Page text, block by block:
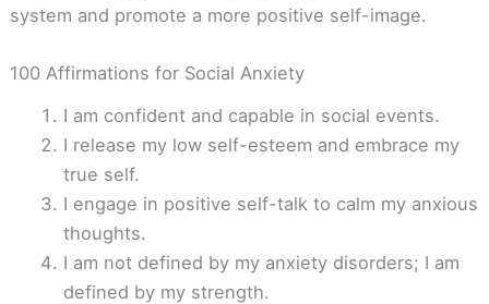
system and promote a more positive self-image.
100 Affirmations for Social Anxiety
I am confident and capable in social events.
I release my low self-esteem and embrace my
true self.
I engage in positive self-talk to calm my anxious
thoughts.
I am not defined by my anxiety disorders; I am
defined by my strength.